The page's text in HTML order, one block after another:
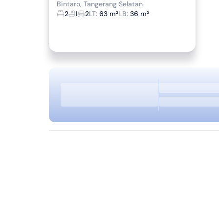
Bintaro, Tangerang Selatan
2
1 2LT: 63 m²LB: 36 m²